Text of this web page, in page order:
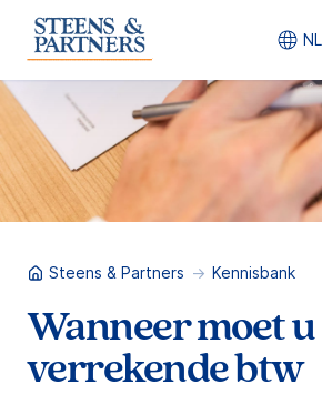
NL
Steens & Partners Kennisbank
Wanneer moet u
verrekende btw